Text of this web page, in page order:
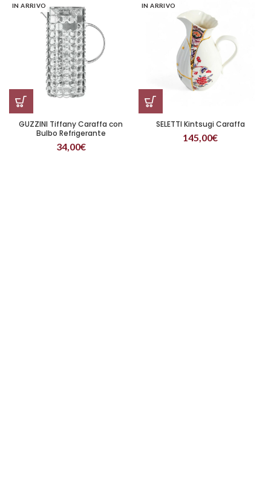
IN ARRIVO
GUZZINI Tiffany Caraffa con
Bulbo Refrigerante
34,00€
IN ARRIVO
SELETTI Kintsugi Caraffa
145,00€